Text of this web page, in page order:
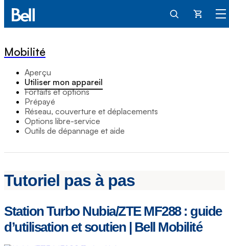
Panier
Mobilité
Aperçu
Utiliser mon appareil
Forfaits et options
Prépayé
Réseau, couverture et déplacements
Options libre-service
Outils de dépannage et aide
Tutoriel pas à pas
Station Turbo Nubia/ZTE MF288 : guide
d’utilisation et soutien | Bell Mobilité